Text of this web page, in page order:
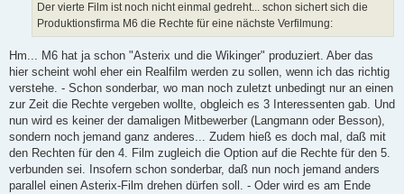
Der vierte Film ist noch nicht einmal gedreht... schon sichert sich die
Produktionsfirma M6 die Rechte für eine nächste Verfilmung:
Hm... M6 hat ja schon "Asterix und die Wikinger" produziert. Aber das
hier scheint wohl eher ein Realfilm werden zu sollen, wenn ich das richtig
verstehe. - Schon sonderbar, wo man noch zuletzt unbedingt nur an einen
zur Zeit die Rechte vergeben wollte, obgleich es 3 Interessenten gab. Und
nun wird es keiner der damaligen Mitbewerber (Langmann oder Besson),
sondern noch jemand ganz anderes... Zudem hieß es doch mal, daß mit
den Rechten für den 4. Film zugleich die Option auf die Rechte für den 5.
verbunden sei. Insofern schon sonderbar, daß nun noch jemand anders
parallel einen Asterix-Film drehen dürfen soll. - Oder wird es am Ende